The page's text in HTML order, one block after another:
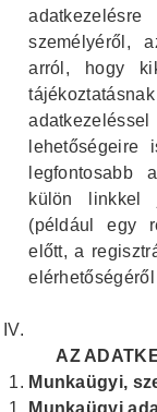
személyéről,
arról, hogy
lehetőségeire
legfontosabb
külön linkkel
(például egy
előtt, a
AZ
Munkaügyi,
Munkaügyi